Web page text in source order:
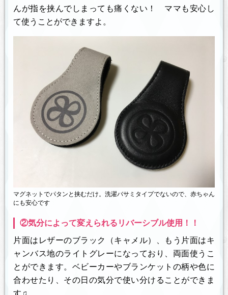
んが指を挟んでしまっても痛くない！ ママも安心し
て使うことができますよ。
マグネットでパタンと挟むだけ。洗濯バサミタイプでないので、赤ちゃん
にも安心です
②気分によって変えられるリバーシブル使用！！
片面はレザーのブラック（キャメル）、もう片面はキ
ャンバス地のライトグレーになっており、両面使うこ
とができます。ベビーカーやブランケットの柄や色に
合わせたり、その日の気分で使い分けることができま
す♫